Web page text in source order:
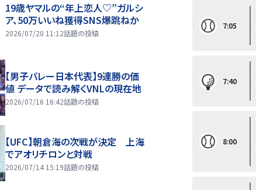
19歳ヤマルの“年上恋人♡”ガルシ
ア、50万いいね獲得SNS爆跳ねか
2026/07/20 11:12話題の投稿
【男子バレー日本代表】9連勝の価
値 データで読み解くVNLの現在地
2026/07/16 16:42話題の投稿
【UFC】朝倉海の次戦が決定 上海
でアオリチロンと対戦
2026/07/14 15:19話題の投稿
7:05
7:40
8:00